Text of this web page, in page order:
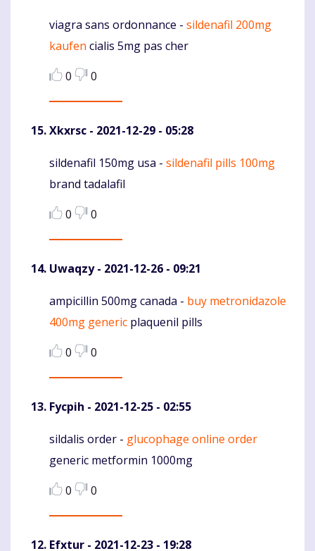
Komentaras
viagra sans ordonnance - sildenafil 200mg
kaufen cialis 5mg pas cher
0
0
Xkxrsc - 2021-12-29 - 05:28
Komentaras
sildenafil 150mg usa - sildenafil pills 100mg
brand tadalafil
0
0
Uwaqzy- 2021-12-26 - 09:21
Komentaras
ampicillin 500mg canada - buy metronidazole
400mg generic plaquenil pills
0
0
Fycpih - 2021-12-25 - 02:55
Komentaras
sildalis order - glucophage online order
generic metformin 1000mg
0
0
Efxtur - 2021-12-23 - 19:28